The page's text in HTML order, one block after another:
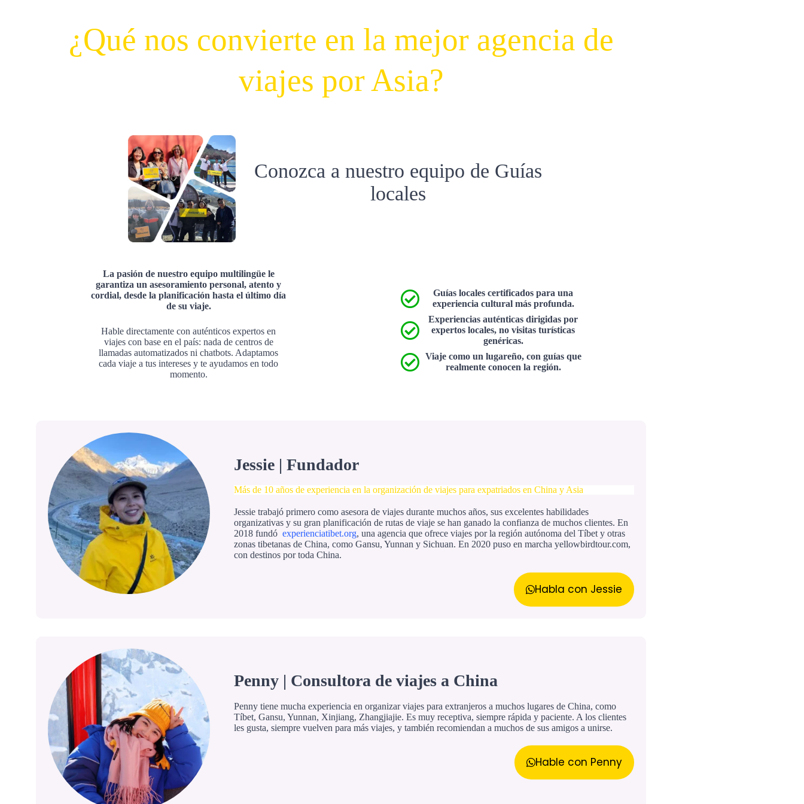
¿Qué nos convierte en la mejor agencia de
viajes por Asia?
Conozca a nuestro equipo de Guías
locales
La pasión de nuestro equipo multilingüe le
garantiza un asesoramiento personal, atento y
cordial, desde la planificación hasta el último día
de su viaje.
Hable directamente con auténticos expertos en
viajes con base en el país: nada de centros de
llamadas automatizados ni chatbots. Adaptamos
cada viaje a tus intereses y te ayudamos en todo
momento.
Guías locales certificados para una
experiencia cultural más profunda.
Experiencias auténticas dirigidas por
expertos locales, no visitas turísticas
genéricas.
Viaje como un lugareño, con guías que
realmente conocen la región.
Jessie | Fundador
Más de 10 años de experiencia en la organización de viajes para expatriados en China y Asia
Jessie trabajó primero como asesora de viajes durante muchos años, sus excelentes habilidades
organizativas y su gran planificación de rutas de viaje se han ganado la confianza de muchos clientes. En
2018 fundó experienciatibet.org, una agencia que ofrece viajes por la región autónoma del Tíbet y otras
zonas tibetanas de China, como Gansu, Yunnan y Sichuan. En 2020 puso en marcha yellowbirdtour.com,
con destinos por toda China.
Habla con Jessie
Penny | Consultora de viajes a China
Penny tiene mucha experiencia en organizar viajes para extranjeros a muchos lugares de China, como
Tíbet, Gansu, Yunnan, Xinjiang, Zhangjiajie. Es muy receptiva, siempre rápida y paciente. A los clientes
les gusta, siempre vuelven para más viajes, y también recomiendan a muchos de sus amigos a unirse.
Hable con Penny